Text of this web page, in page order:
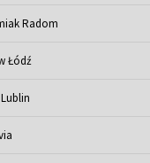
Radom
Łódź